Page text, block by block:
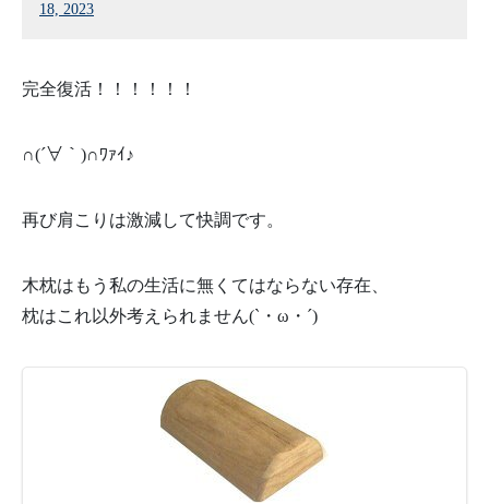
18, 2023
完全復活！！！！！！
∩(´∀ ｀ )∩ﾜｧｲ♪
再び肩こりは激減して快調です。
木枕はもう私の生活に無くてはならない存在、
枕はこれ以外考えられません(`・ω・´)